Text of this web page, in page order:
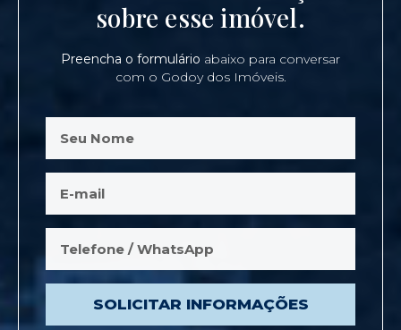
sobre esse imóvel.
Preencha o formulário abaixo para conversar
com o Godoy dos Imóveis.
SOLICITAR INFORMAÇÕES